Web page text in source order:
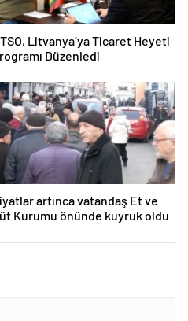
Litvanya’ya Ticaret Heyeti
Düzenledi
artınca vatandaş Et ve
Kurumu önünde kuyruk oldu